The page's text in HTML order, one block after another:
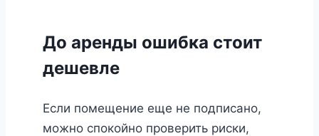
До аренды ошибка стоит
дешевле
Если помещение еще не подписано,
можно спокойно проверить риски,